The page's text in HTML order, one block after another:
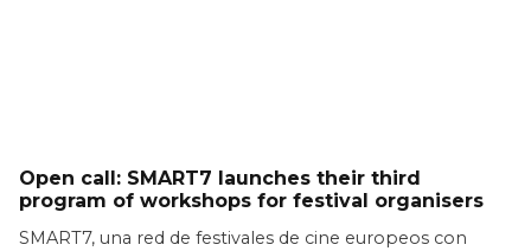
Open call: SMART7 launches their third
program of workshops for festival organisers
SMART7, una red de festivales de cine europeos con